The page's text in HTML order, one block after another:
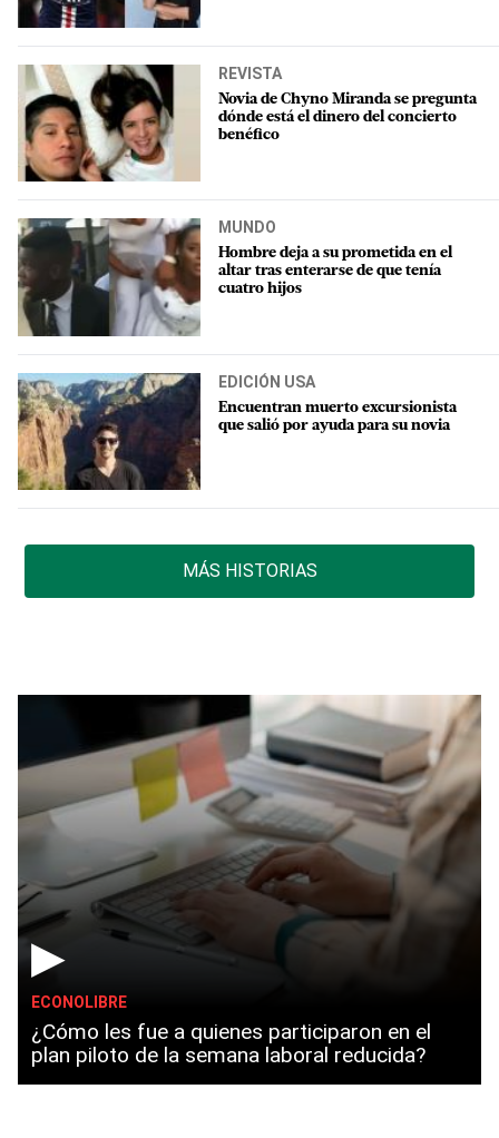
REVISTA
Novia de Chyno Miranda se pregunta
dónde está el dinero del concierto
benéfico
MUNDO
Hombre deja a su prometida en el
altar tras enterarse de que tenía
cuatro hijos
EDICIÓN USA
Encuentran muerto excursionista
que salió por ayuda para su novia
MÁS HISTORIAS
▶
ECONOLIBRE
¿Cómo les fue a quienes participaron en el
plan piloto de la semana laboral reducida?